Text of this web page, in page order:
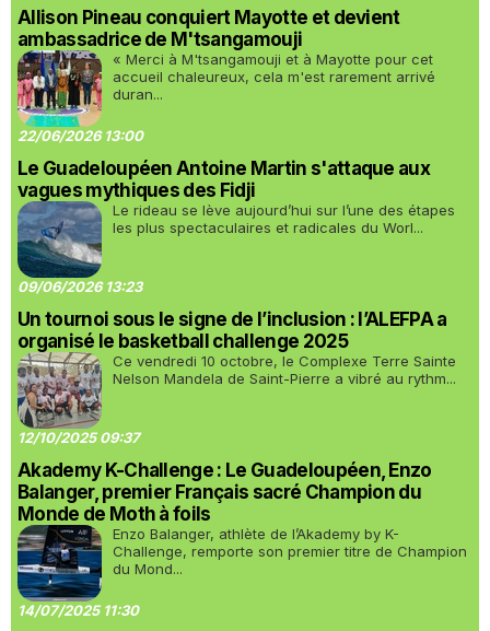
Allison Pineau conquiert Mayotte et devient
ambassadrice de M'tsangamouji
« Merci à M'tsangamouji et à Mayotte pour cet
accueil chaleureux, cela m'est rarement arrivé
duran...
22/06/2026 13:00
Le Guadeloupéen Antoine Martin s'attaque aux
vagues mythiques des Fidji
Le rideau se lève aujourd’hui sur l’une des étapes
les plus spectaculaires et radicales du Worl...
09/06/2026 13:23
Un tournoi sous le signe de l’inclusion : l’ALEFPA a
organisé le basketball challenge 2025
Ce vendredi 10 octobre, le Complexe Terre Sainte
Nelson Mandela de Saint-Pierre a vibré au rythm...
12/10/2025 09:37
Akademy K-Challenge : Le Guadeloupéen, Enzo
Balanger, premier Français sacré Champion du
Monde de Moth à foils
Enzo Balanger, athlète de l’Akademy by K-
Challenge, remporte son premier titre de Champion
du Mond...
14/07/2025 11:30